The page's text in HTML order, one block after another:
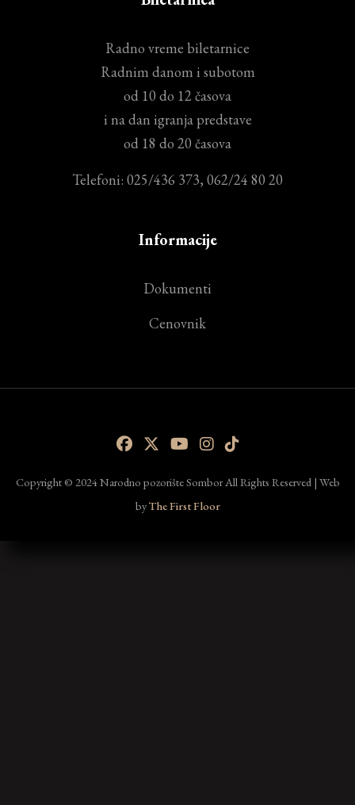
Radno vreme biletarnice
Radnim danom i subotom
od 10 do 12 časova
i na dan igranja predstave
od 18 do 20 časova
Telefoni: 025/436 373, 062/24 80 20
Informacije
Dokumenti
Cenovnik
Copyright © 2024 Narodno pozorište Sombor All Rights Reserved | Web
byThe First Floor